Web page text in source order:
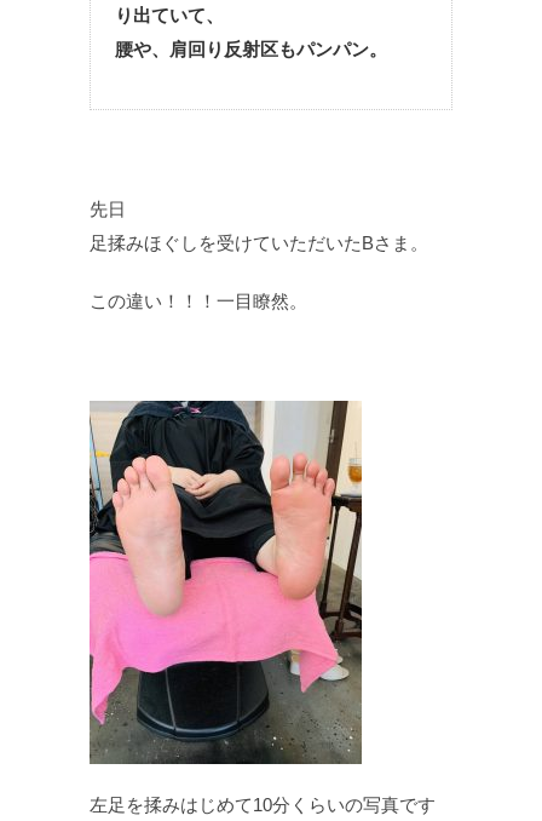
り出ていて、
腰や、肩回り反射区もパンパン。
先日
足揉みほぐしを受けていただいたBさま。
この違い！！！一目瞭然。
左足を揉みはじめて10分くらいの写真です